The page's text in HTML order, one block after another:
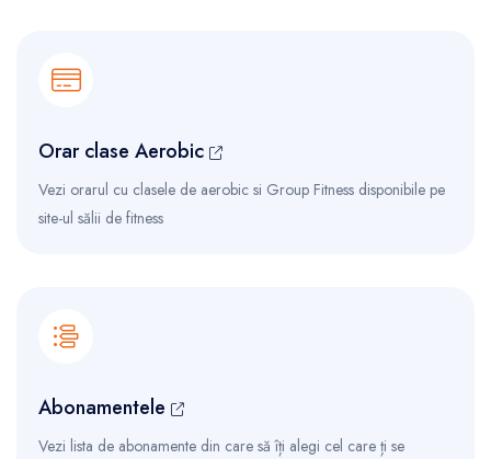
Orar clase Aerobic
Vezi orarul cu clasele de aerobic si Group Fitness disponibile pe
site-ul sălii de fitness
Abonamentele
Vezi lista de abonamente din care să îți alegi cel care ți se